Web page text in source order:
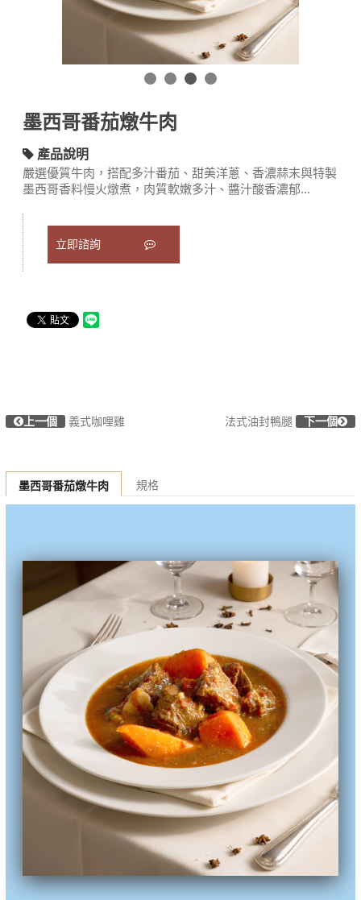
墨西哥番茄燉牛肉
產品說明
嚴選優質牛肉，搭配多汁番茄、甜美洋蔥、香濃蒜末與特製
墨西哥香料慢火燉煮，肉質軟嫩多汁、醬汁酸香濃郁...
立即諮詢
上一個 義式咖哩雞 法式油封鴨腿 下一個
墨西哥番茄燉牛肉 規格